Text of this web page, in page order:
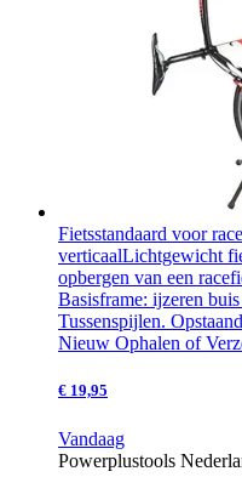
Fietsstandaard voor
verticaalLichtgewicht
opbergen van een
Basisframe: ijzeren
Tussenspijlen.
Nieuw Ophalen of
€ 19,95
Vandaag
Powerplustools